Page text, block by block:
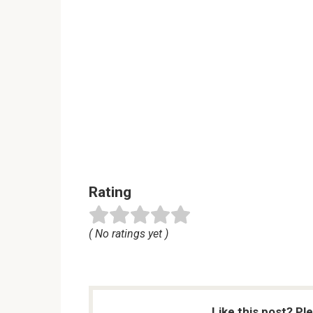
Rating
( No ratings yet )